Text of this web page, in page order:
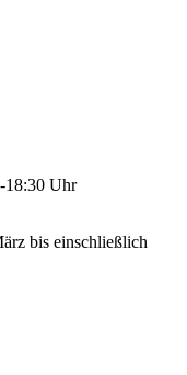
18:30 Uhr
bis einschließlich